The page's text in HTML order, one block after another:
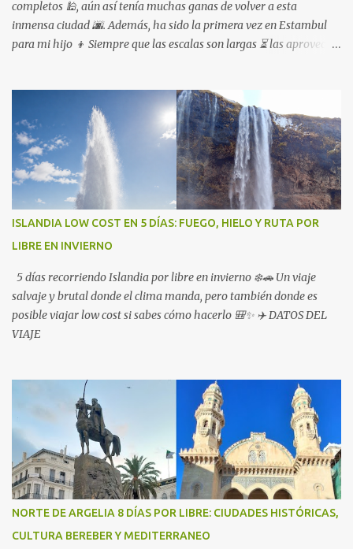
completos 🕌, aún así tenía muchas ganas de volver a esta
inmensa ciudad 🌆. Además, ha sido la primera vez en Estambul
para mi hijo 👦 Siempre que las escalas son largas ⏳ las aprovecho,
ISLANDIA LOW COST EN 5 DÍAS: FUEGO, HIELO Y RUTA POR
LIBRE EN INVIERNO
5 días recorriendo Islandia por libre en invierno ❄️🚗 Un viaje
salvaje y brutal donde el clima manda, pero también donde es
posible viajar low cost si sabes cómo hacerlo 🎒✨ ✈️ DATOS DEL
VIAJE
NORTE DE ARGELIA 8 DÍAS POR LIBRE: CIUDADES HISTÓRICAS,
CULTURA BEREBER Y MEDITERRANEO